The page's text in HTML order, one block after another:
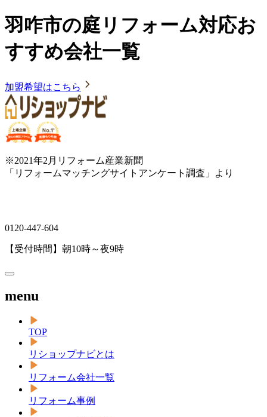
羽咋市の庭リフォーム対応お
すすめ会社一覧
加盟希望はこちら
※2021年2月リフォーム産業新聞
「リフォームマッチングサイトアンケート調査」より
0120-447-604
【受付時間】朝10時～夜9時
menu
TOP
リショップナビとは
リフォーム会社一覧
リフォーム事例